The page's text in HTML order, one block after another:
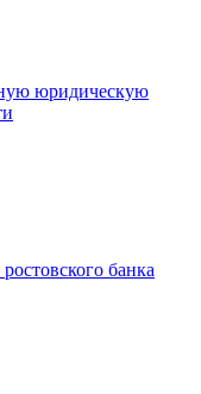
юридическую
банка